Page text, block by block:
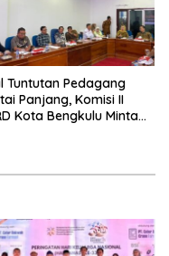
Tuntutan Pedagang
Panjang, Komisi II
Kota Bengkulu Minta